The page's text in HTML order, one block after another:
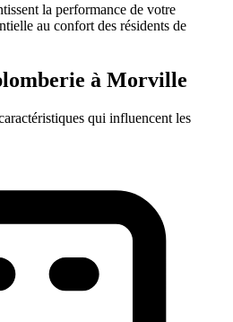
la performance de votre
au confort des résidents de
à Morville
qui influencent les